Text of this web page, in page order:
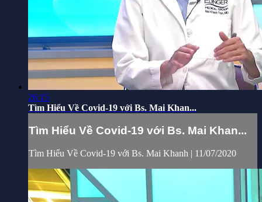
26:15
Tìm Hiểu Về Covid-19 với Bs. Mai Khan...
Tìm Hiểu Về Covid-19 với Bs. Mai Khan...
Tìm Hiểu Về Covid-19 với Bs. Mai Khanh | 11/07/2020